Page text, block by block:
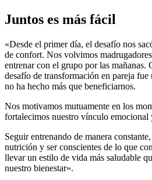
Juntos es más fácil
«Desde el primer día, el desafío nos
de confort. Nos volvimos
entrenar con el grupo por las mañanas.
desafío de transformación en pareja
no ha hecho más que beneficiarnos.
Nos motivamos mutuamente en los
fortalecimos nuestro vínculo emocional
Seguir entrenando de manera
nutrición y ser conscientes de lo que
llevar un estilo de vida más saludable
nuestro bienestar».